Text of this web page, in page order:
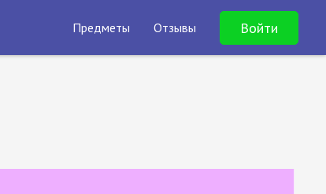
Предметы Отзывы Войти